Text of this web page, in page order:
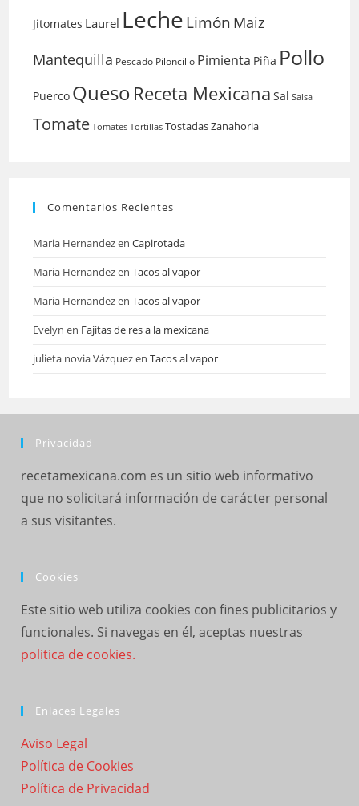
Jitomates Laurel LecheLimón Maiz
Mantequilla Pescado Piloncillo Pimienta Piña Pollo
Puerco QuesoReceta Mexicana Sal Salsa
Tomate Tomates Tortillas TostadasZanahoria
Comentarios Recientes
Maria HernandezenCapirotada
Maria HernandezenTacos al vapor
Maria HernandezenTacos al vapor
Evelyn en Fajitas de res a la mexicana
julieta novia VázquezenTacos al vapor
Privacidad
recetamexicana.com es un sitio web informativo
que no solicitará información de carácter personal
a sus visitantes.
Cookies
Este sitio web utiliza cookies con fines publicitarios y
funcionales. Si navegas en él, aceptas nuestras
politica de cookies.
Enlaces Legales
Aviso Legal
Política de Cookies
Política de Privacidad